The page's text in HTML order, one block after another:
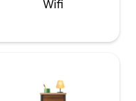
Wifi